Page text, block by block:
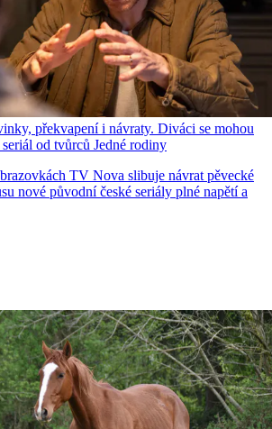
překvapení i návraty. Diváci se mohou
od tvůrců Jedné rodiny
TV Nova slibuje návrat pěvecké
nové původní české seriály plné napětí a